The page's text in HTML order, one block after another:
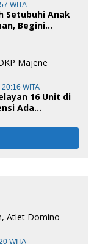
WITA
Setubuhi Anak
Begini
WITA
16 Unit di
Ada
WITA